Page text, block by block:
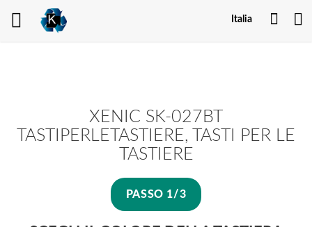
Italia
mio
XENIC SK-027BT
TASTIPERLETASTIERE, TASTI PER LE
TASTIERE
PASSO 1/3